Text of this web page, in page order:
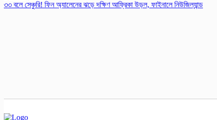
৩৩ বলে সেঞ্চুরি! ফিন অ্যালেনের ঝড়ে দক্ষিণ আফ্রিকা উড়ল, ফাইনালে নিউজিল্যান্ড